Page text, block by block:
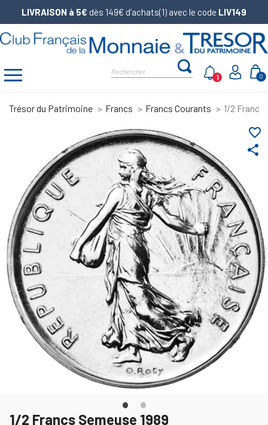
LIVRAISON à 5€ dès 149€ d’achats(1) avec le code LIV149
0
1
Trésor du Patrimoine Francs Francs Courants 1/2 Francs
share
favorite_border
1/2 Francs Semeuse 1989